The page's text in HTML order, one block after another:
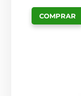
COMPRAR